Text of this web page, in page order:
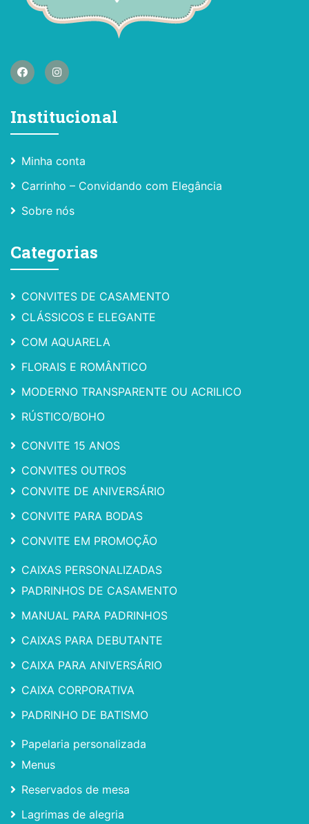
Institucional
Minha conta
Carrinho – Convidando com Elegância
Sobre nós
Categorias
CONVITES DE CASAMENTO
CLÁSSICOS E ELEGANTE
COM AQUARELA
FLORAIS E ROMÂNTICO
MODERNO TRANSPARENTE OU ACRILICO
RÚSTICO/BOHO
CONVITE 15 ANOS
CONVITES OUTROS
CONVITE DE ANIVERSÁRIO
CONVITE PARA BODAS
CONVITE EM PROMOÇÃO
CAIXAS PERSONALIZADAS
PADRINHOS DE CASAMENTO
MANUAL PARA PADRINHOS
CAIXAS PARA DEBUTANTE
CAIXA PARA ANIVERSÁRIO
CAIXA CORPORATIVA
PADRINHO DE BATISMO
Papelaria personalizada
Menus
Reservados de mesa
Lagrimas de alegria